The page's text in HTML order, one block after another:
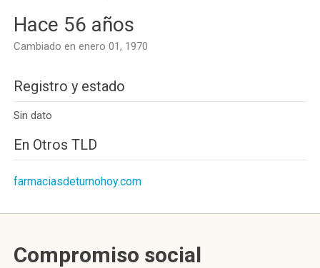
Hace 56 años
Cambiado en enero 01, 1970
Registro y estado
Sin dato
En Otros TLD
farmaciasdeturnohoy.com
Compromiso social